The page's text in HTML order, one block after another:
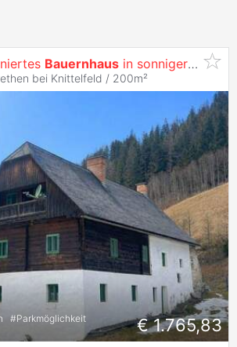
Bauernhaus in sonniger Alleinlage
bei Knittelfeld / 200m²
#Parkmöglichkeit
€ 1.765,83